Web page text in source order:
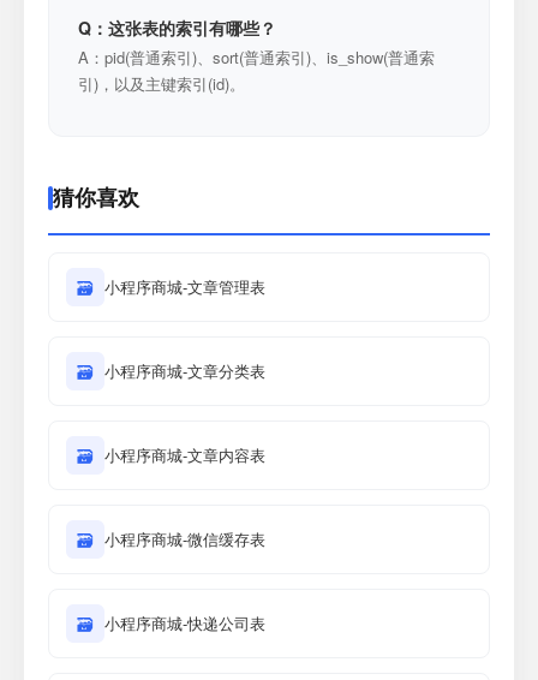
Q：这张表的索引有哪些？
A：pid(普通索引)、sort(普通索引)、is_show(普通索
引)，以及主键索引(id)。
猜你喜欢
🗃 小程序商城-文章管理表
🗃 小程序商城-文章分类表
🗃 小程序商城-文章内容表
🗃 小程序商城-微信缓存表
🗃 小程序商城-快递公司表